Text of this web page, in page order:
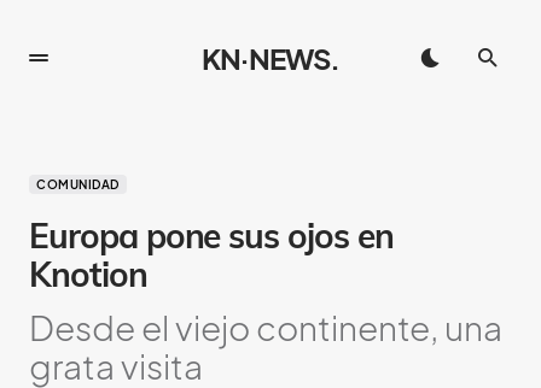
KN·NEWS.
COMUNIDAD
Europa pone sus ojos en
Knotion
Desde el viejo continente, una
grata visita